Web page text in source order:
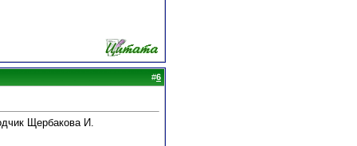
#6
Щербакова И.